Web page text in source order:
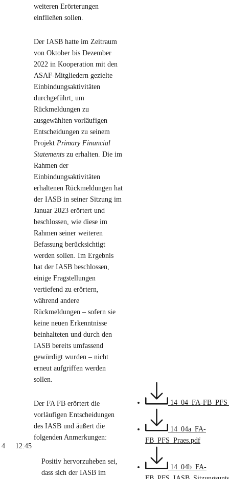
4 12:45
weiteren Erörterungen
einfließen sollen.
Der IASB hatte im Zeitraum
von Oktober bis Dezember
2022 in Kooperation mit den
ASAF-Mitgliedern gezielte
Einbindungsaktivitäten
durchgeführt, um
Rückmeldungen zu
ausgewählten vorläufigen
Entscheidungen zu seinem
Projekt Primary Financial
Statements zu erhalten. Die im
Rahmen der
Einbindungsaktivitäten
erhaltenen Rückmeldungen hat
der IASB in seiner Sitzung im
Januar 2023 erörtert und
beschlossen, wie diese im
Rahmen seiner weiteren
Befassung berücksichtigt
werden sollen. Im Ergebnis
hat der IASB beschlossen,
einige Fragstellungen
vertiefend zu erörtern,
während andere
Rückmeldungen – sofern sie
keine neuen Erkenntnisse
beinhalteten und durch den
IASB bereits umfassend
gewürdigt wurden – nicht
erneut aufgriffen werden
sollen.
Der FA FB erörtert die
vorläufigen Entscheidungen
des IASB und äußert die
folgenden Anmerkungen:
Positiv hervorzuheben sei,
dass sich der IASB im
14_04_FA-
14_04a_FA-
FB_PFS_Praes.pdf
14_04b_FA-